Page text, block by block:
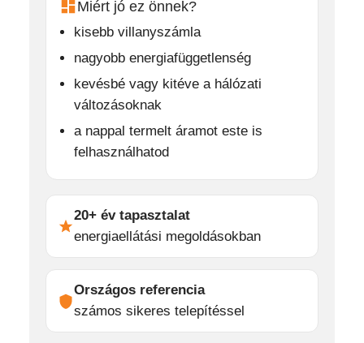
Miért jó ez önnek?
kisebb villanyszámla
nagyobb energiafüggetlenség
kevésbé vagy kitéve a hálózati
változásoknak
a nappal termelt áramot este is
felhasználhatod
20+ év tapasztalat
energiaellátási megoldásokban
Országos referencia
számos sikeres telepítéssel